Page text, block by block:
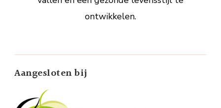
ontwikkelen.
Aangesloten bij